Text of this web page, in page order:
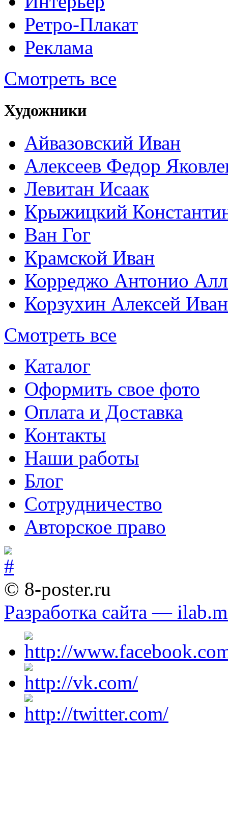
Ретро-Плакат
Реклама
Смотреть все
Художники
Айвазовский Иван
Алексеев Федор
Левитан Исаак
Крыжицкий
Ван Гог
Крамской Иван
Корреджо Антонио
Корзухин Алексей
Смотреть все
Каталог
Оформить свое фото
Оплата и Доставка
Контакты
Наши работы
Блог
Сотрудничество
Авторское право
© 8-poster.ru
Разработка сайта —